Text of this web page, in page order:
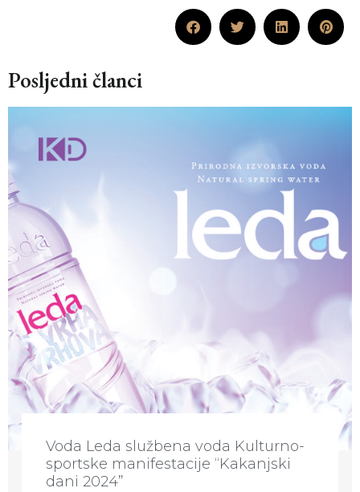
Posljedni članci
Voda Leda službena voda Kulturno-
sportske manifestacije “Kakanjski
dani 2024”